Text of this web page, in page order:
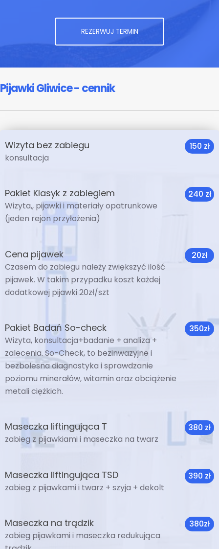
REZERWUJ TERMIN
Pijawki Gliwice - cennik
Wizyta bez zabiegu
konsultacja
150 zł
Pakiet Klasyk z zabiegiem
Wizyta,, pijawki i materiały opatrunkowe
(jeden rejon przyłożenia)
240 zł
Cena pijawek
Czasem do zabiegu należy zwiększyć ilość
pijawek. W takim przypadku koszt każdej
dodatkowej pijawki 20zł/szt
20zł
Pakiet Badań So-check
Wizyta, konsultacja+badanie + analiza +
zalecenia. So-Check, to bezinwazyjne i
bezbolesna diagnostyka i sprawdzanie
poziomu minerałów, witamin oraz obciążenie
metali ciężkich.
350zł
Maseczka liftingująca T
zabieg z pijawkiami i maseczka na twarz
380 zł
Maseczka liftingująca TSD
zabieg z pijawkami i twarz + szyja + dekolt
390 zł
Maseczka na trądzik
zabieg pijawkami i maseczka redukująca
380zł